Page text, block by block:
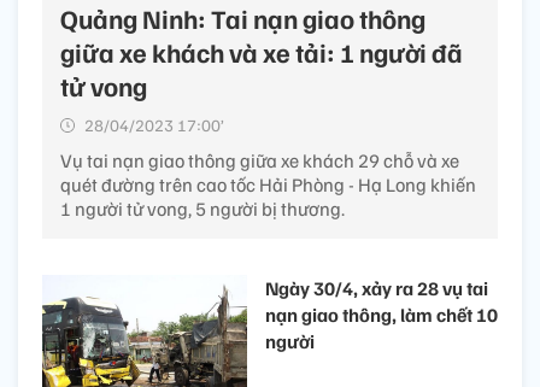
Quảng Ninh: Tai nạn giao thông
giữa xe khách và xe tải: 1 người đã
tử vong
28/04/2023 17:00’
Vụ tai nạn giao thông giữa xe khách 29 chỗ và xe
quét đường trên cao tốc Hải Phòng - Hạ Long khiến
1 người tử vong, 5 người bị thương.
Ngày 30/4, xảy ra 28 vụ tai
nạn giao thông, làm chết 10
người